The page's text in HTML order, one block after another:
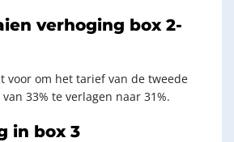
verhoging box 2-
voor om het tarief van de tweede
33% te verlagen naar 31%.
in box 3